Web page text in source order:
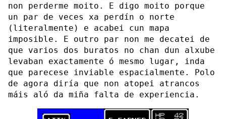
non perderme moito. E digo moito porque
un par de veces xa perdín o norte
(literalmente) e acabei cun mapa
imposible. E outro par non me decatei de
que varios dos buratos no chan dun alxube
levaban exactamente ó mesmo lugar, inda
que parecese inviable espacialmente. Polo
de agora diría que non atopei atrancos
máis aló da miña falta de experiencia.